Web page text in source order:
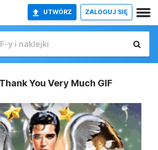
UTWÓRZ ZALOGUJ SIĘ
You Very Much GIF